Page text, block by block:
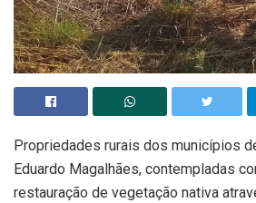
Propriedades rurais dos municípios
Eduardo Magalhães, contempladas
restauração de vegetação nativa